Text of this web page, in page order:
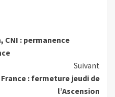
: permanence
Suivant
: fermeture jeudi de
l’Ascension